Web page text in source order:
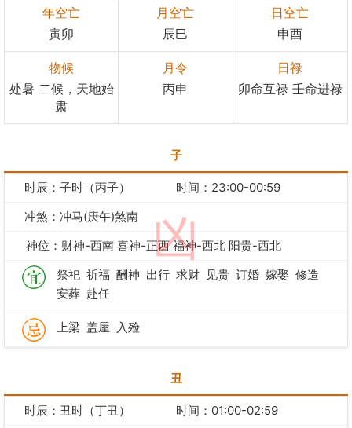
年空亡
寅卯
月空亡
辰巳
日空亡
申酉
物候
处暑 二候，天地始
肃
月令
丙申
日禄
卯命互禄 壬命进禄
子
凶
时辰：子时（丙子）
时间：23:00-00:59
冲煞：冲马(庚午)煞南
神位：财神-西南 喜神-正西 福神-西北 阳贵-西北
祭祀 祈福 酬神 出行 求财 见贵 订婚 嫁娶 修造
安葬 赴任
上梁 盖屋 入殓
丑
时辰：丑时（丁丑） 时间：01:00-02:59